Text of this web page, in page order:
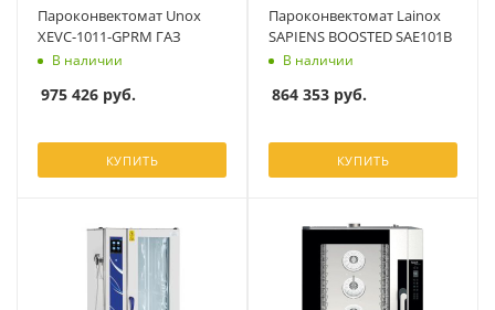
Пароконвектомат Unox
XEVC-1011-GPRM ГАЗ
В наличии
975 426 руб.
КУПИТЬ
Пароконвектомат Lainox
SAPIENS BOOSTED SAE101B
В наличии
864 353 руб.
КУПИТЬ